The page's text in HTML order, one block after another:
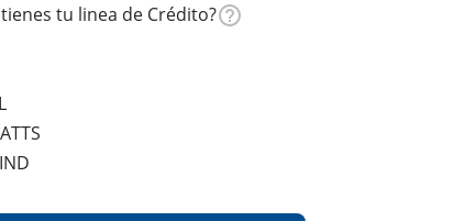
tu linea de Crédito?